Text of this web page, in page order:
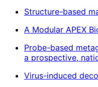
Structure-based
A Modular APEX
Probe-based
a prospective,
Virus-induced